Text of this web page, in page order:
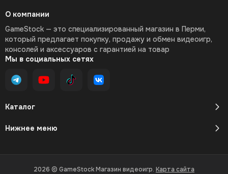
Каталог
Нижнее меню
О компании
GameStock — это специализированный магазин в Перми,
который предлагает покупку, продажу и обмен видеоигр,
консолей и аксессуаров с гарантией на товар
Мы в социальных сетях
2026 © GameStock Магазин видеоигр. Карта сайта